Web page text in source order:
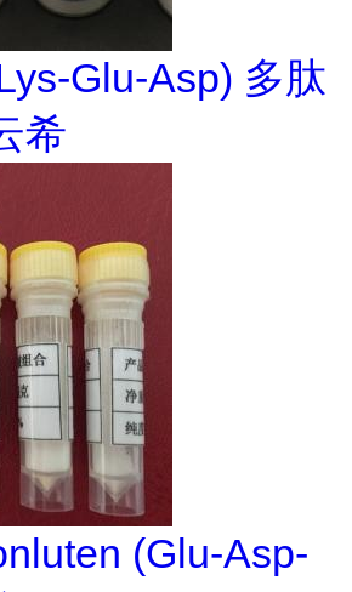
Glu-Asp) 多肽
希
(Glu-Asp-